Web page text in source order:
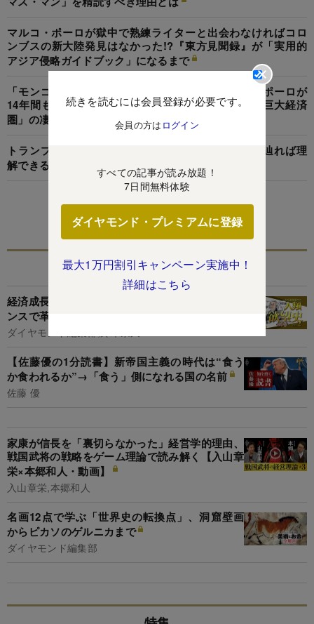
続きを読むには会員登録が必要です。
会員の方は ログイン
すべての記事が読み放題！
7日間無料体験
ダイヤモンド・プレミアムに登録
最大1万円割引キャンペーン実施中！
詳細はこちら
マルコ・ポーロが獄中で熟練ライターと出会わなければコロ
ンブスの新大陸発見はなかった!?『東方見聞録』が「実用的
アジア侵略ガイドブック」になるまで
「モンゴル帝国は残虐で野蛮」は間違い！マルコ・ポーロが
14年間も側で仕えて見た、クビライの「超合理的な巨大経済
圏」の凄さ
トランプの経済政策は「マルコ・ポーロの旅路」を辿れば理
解できる!?現代に重商主義の亡霊が蘇る理由を解明
この特集を見る
関連記事
経済成長はかつて大罪だった！宗教改革やルネサ
ンスで革命が起きた理由
ダイヤモンド編集部,鈴木崇久
【佐藤優の1分読書】新帝国主義の時代は“食う
か食われるか”→「食う」側になれる国の名前
佐藤 優
家康が信長を「裏切らなかった」経営学的理由、
戦国武将の戦略をゲーム理論で読み解く【入山章
栄×本郷和人・動画】
入山章栄,本郷和人
名画12点で学ぶ「世界史の転換点」、洞窟壁画
からピカソのゲルニカまで
ダイヤモンド編集部